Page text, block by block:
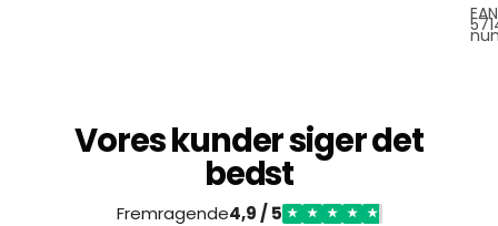
Vores kunder siger det
bedst
Fremragende4,9 / 5 ★ ★ ★ ★ ★